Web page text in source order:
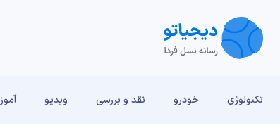
تکنولوژی خودرو نقد و بررسی‌ ویدیو